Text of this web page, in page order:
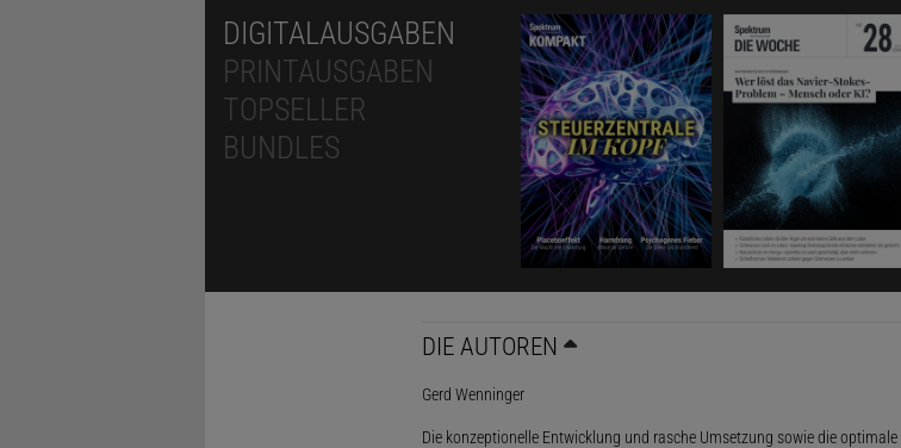
DIGITALAUSGABEN
PRINTAUSGABEN
TOPSELLER
BUNDLES
DIE AUTOREN
Gerd Wenninger
Die konzeptionelle Entwicklung und rasche Umsetzung sowie die